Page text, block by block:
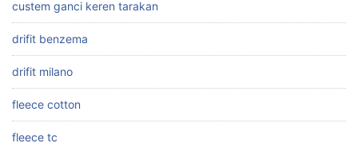
custem ganci keren tarakan
drifit benzema
drifit milano
fleece cotton
fleece tc